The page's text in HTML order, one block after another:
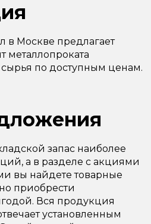
в Москве предлагает
металлопроката
сырья по доступным ценам.
запас наиболее
а в разделе с акциями
вы найдете товарные
приобрести
Вся продукция
установленным